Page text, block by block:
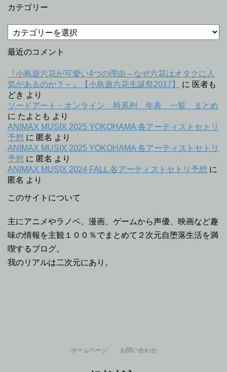
記
カテゴリー
テ
ゴ
ー
最近のコメント
『小鳥遊六花が可愛い4つの理由～なぜ六花はオタクに人
気があるのか？～』【小鳥遊六花生誕祭2017】
に 医者も
どき より
ソードアート・オンライン 時系列 年表 一覧 まとめ
に たよとも より
ANIMAX MUSIX 2025 YOKOHAMA 各アーティストセトリ
予想 に 匿名 より
ANIMAX MUSIX 2025 YOKOHAMA 各アーティストセトリ
予想 に 匿名 より
ANIMAX MUSIX 2024 FALL 各アーティストセトリ予想 に
匿名 より
このサイトについて
主にアニメやラノベ、漫画、ゲームから声優、映画など趣
味の情報を主観１００％でまとめて２次元自堕落生活を満
喫するブログ。
我のリアルは二次元にあり。
ホームページ お問い合わせ